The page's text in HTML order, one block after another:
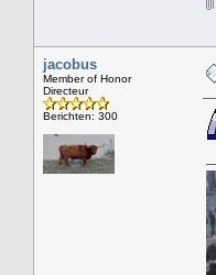
jacobus
Member of Honor
Directeur
Berichten: 300